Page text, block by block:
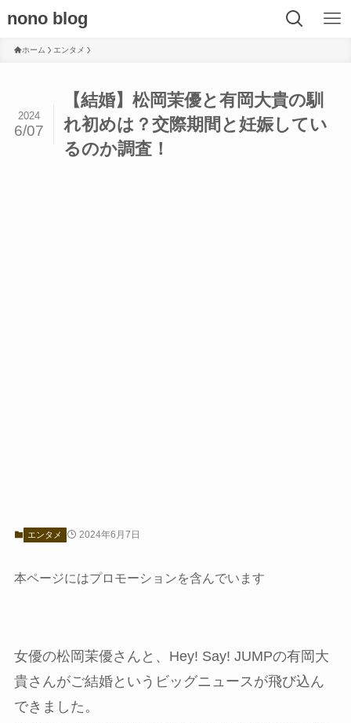
nono blog
ホーム エンタメ
【結婚】松岡茉優と有岡大貴の馴
れ初めは？交際期間と妊娠してい
るのか調査！
2024
6/07
エンタメ 2024年6月7日
本ページにはプロモーションを含んでいます
女優の松岡茉優さんと、Hey! Say! JUMPの有岡大
貴さんがご結婚というビッグニュースが飛び込ん
できました。